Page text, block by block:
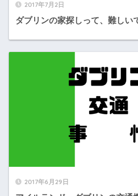
2017年7月2日
ダブリンの家探しって、難しい
2017年6月29日